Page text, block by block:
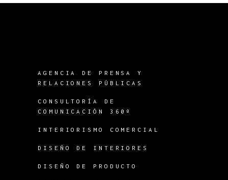
AGENCIA DE PRENSA Y
RELACIONES PÚBLICAS
CONSULTORÍA DE
COMUNICACIÓN 360º
INTERIORISMO COMERCIAL
DISEÑO DE INTERIORES
DISEÑO DE PRODUCTO